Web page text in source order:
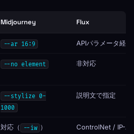
Midjourney Flux
--ar 16:9 APIパラメータ経由
--no element 非対応
--stylize 0-
1000
説明文で指定
対応（ --iw ）
ControlNet / IP-